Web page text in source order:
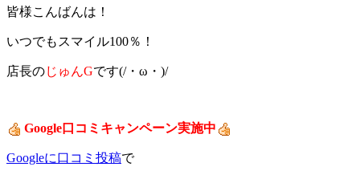
皆様こんばんは！
いつでもスマイル100％！
店長のじゅんGです(/・ω・)/
Google口コミキャンペーン実施中
Googleに口コミ投稿で